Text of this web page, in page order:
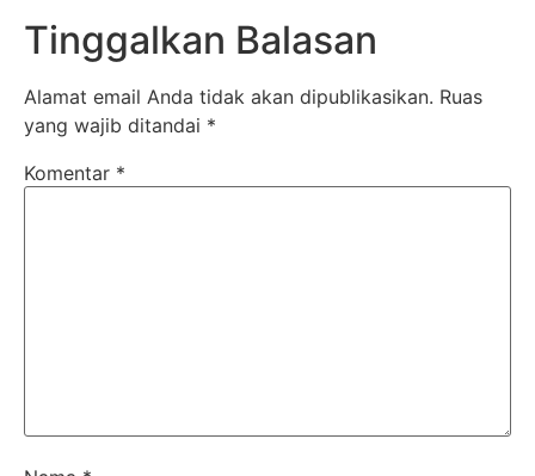
Tinggalkan Balasan
Alamat email Anda tidak akan dipublikasikan. Ruas
yang wajib ditandai *
Komentar *